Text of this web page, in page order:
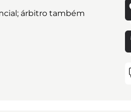
árbitro também